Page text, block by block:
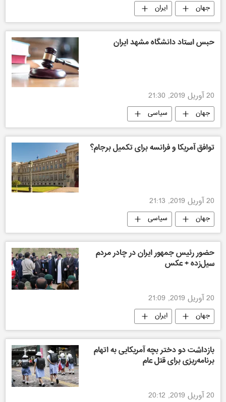
جهان ایران
حبس استاد دانشگاه مشهد ایران
20 آوریل 2019, 21:30
جهان سیاسی
توافق آمریکا و فرانسه برای تکمیل برجام؟
20 آوریل 2019, 21:13
جهان سیاسی
حضور رئیس جمهور ایران در چادر مردم
سیل‌زده + عکس
20 آوریل 2019, 21:09
جهان ایران
بازداشت دو دختر بچه آمریکایی به اتهام
برنامه‌ریزی برای قتل عام
20 آوریل 2019, 20:12